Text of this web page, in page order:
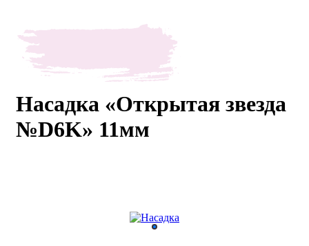
О нас
Мастер-
классы
Насадка «Открытая звезда
№D6K» 11мм